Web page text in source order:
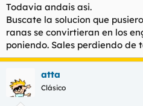
Todavia andais asi.
Buscate la solucion que
ranas se convirtieran en los
poniendo. Sales perdiendo de
atta
Clásico